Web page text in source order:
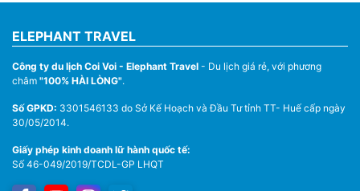
ELEPHANT TRAVEL
Công ty du lịch Coi Voi - Elephant Travel - Du lịch giá rẻ, với phương
châm "100% HÀI LÒNG".
Số GPKD: 3301546133 do Sở Kế Hoạch và Đầu Tư tỉnh TT- Huế cấp ngày
30/05/2014.
Giấy phép kinh doanh lữ hành quốc tế:
Số 46-049/2019/TCDL-GP LHQT